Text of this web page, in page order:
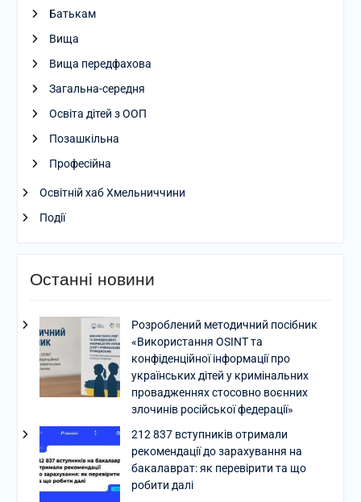
Батькам
Вища
Вища передфахова
Загальна-середня
Освіта дітей з ООП
Позашкільна
Професійна
Освітній хаб Хмельниччини
Події
Останні новини
Розроблений методичний посібник
«Використання OSINT та
конфіденційної інформації про
українських дітей у кримінальних
провадженнях стосовно воєнних
злочинів російської федерації»
212 837 вступників отримали
рекомендації до зарахування на
бакалаврат: як перевірити та що
робити далі